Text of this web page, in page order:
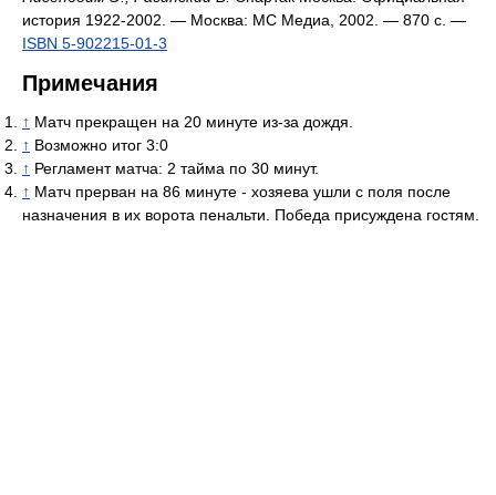
история 1922-2002. — Москва: МС Медиа, 2002. — 870 с. —
ISBN 5-902215-01-3
Примечания
↑ Матч прекращен на 20 минуте из-за дождя.
↑ Возможно итог 3:0
↑ Регламент матча: 2 тайма по 30 минут.
↑ Матч прерван на 86 минуте - хозяева ушли с поля после
назначения в их ворота пенальти. Победа присуждена гостям.